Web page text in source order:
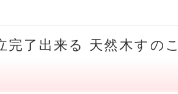
完了出来る 天然木すの